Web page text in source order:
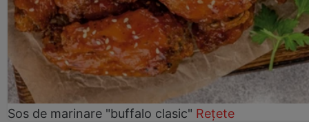
Sos de marinare "buffalo clasic" Rețete